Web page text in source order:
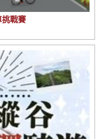
挑戰賽